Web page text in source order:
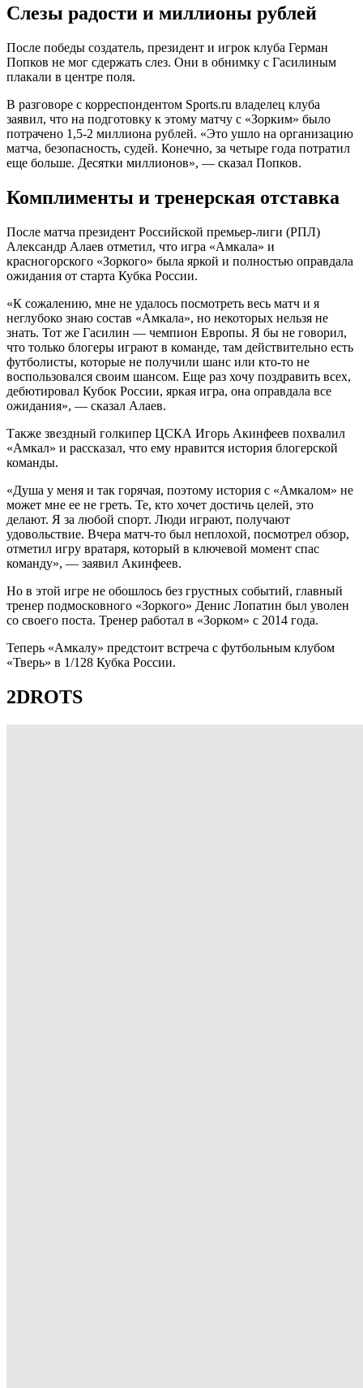
Слезы радости и миллионы рублей
После победы создатель, президент и игрок клуба Герман
Попков не мог сдержать слез. Они в обнимку с Гасилиным
плакали в центре поля.
В разговоре с корреспондентом Sports.ru владелец клуба
заявил, что на подготовку к этому матчу с «Зорким» было
потрачено 1,5-2 миллиона рублей. «Это ушло на организацию
матча, безопасность, судей. Конечно, за четыре года потратил
еще больше. Десятки миллионов», — сказал Попков.
Комплименты и тренерская отставка
После матча президент Российской премьер-лиги (РПЛ)
Александр Алаев отметил, что игра «Амкала» и
красногорского «Зоркого» была яркой и полностью оправдала
ожидания от старта Кубка России.
«К сожалению, мне не удалось посмотреть весь матч и я
неглубоко знаю состав «Амкала», но некоторых нельзя не
знать. Тот же Гасилин — чемпион Европы. Я бы не говорил,
что только блогеры играют в команде, там действительно есть
футболисты, которые не получили шанс или кто-то не
воспользовался своим шансом. Еще раз хочу поздравить всех,
дебютировал Кубок России, яркая игра, она оправдала все
ожидания», — сказал Алаев.
Также звездный голкипер ЦСКА Игорь Акинфеев похвалил
«Амкал» и рассказал, что ему нравится история блогерской
команды.
«Душа у меня и так горячая, поэтому история с «Амкалом» не
может мне ее не греть. Те, кто хочет достичь целей, это
делают. Я за любой спорт. Люди играют, получают
удовольствие. Вчера матч-то был неплохой, посмотрел обзор,
отметил игру вратаря, который в ключевой момент спас
команду», — заявил Акинфеев.
Но в этой игре не обошлось без грустных событий, главный
тренер подмосковного «Зоркого» Денис Лопатин был уволен
со своего поста. Тренер работал в «Зорком» с 2014 года.
Теперь «Амкалу» предстоит встреча с футбольным клубом
«Тверь» в 1/128 Кубка России.
2DROTS